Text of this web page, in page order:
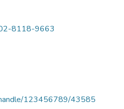
8118-9663
123456789/43585